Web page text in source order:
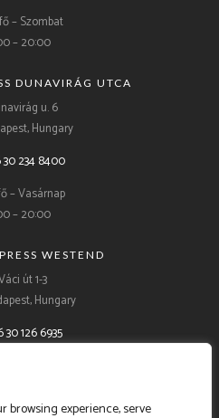
browsing experience, serve
– Szombat
– 20:00
DUNAVIRÁG UTCA
u. 6
Hungary
30 234 8400
– Vasárnap
– 20:00
WESTEND
út 1-3
Hungary
30 126 6935
– Vasárnap
– 21:00